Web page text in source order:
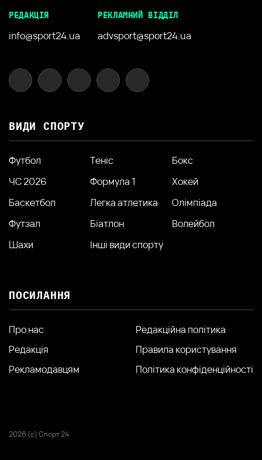
РЕДАКЦІЯ
info@sport24.ua
РЕКЛАМНИЙ ВІДДІЛ
advsport@sport24.ua
ВИДИ СПОРТУ
Футбол Теніс
Бокс
ЧС 2026
Формула 1
Хокей
Баскетбол
Легка атлетика
Олімпіада
Футзал
Біатлон
Волейбол
Шахи
Інші види спорту
ПОСИЛАННЯ
Про нас
Редакція
Рекламодавцям
Редакційна політика
Правила користування
Політика конфіденційності
2026 (с) Спорт 24